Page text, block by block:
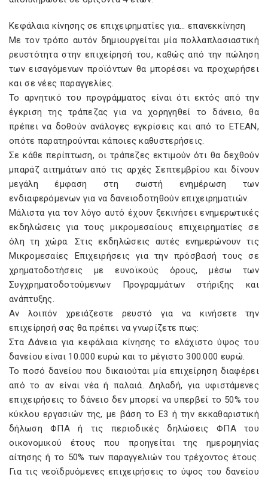
Κεφάλαια κίνησης σε επιχειρηματίες για… επανεκκίνηση
Με τον τρόπο αυτόν δημιουργείται μία πολλαπλασιαστική
ρευστότητα στην επιχείρησή του, καθώς από την πώληση
των εισαγόμενων προϊόντων θα μπορέσει να προχωρήσει
και σε νέες παραγγελίες.
Το αρνητικό του προγράμματος είναι ότι εκτός από την
έγκριση της τράπεζας για να χορηγηθεί το δάνειο, θα
πρέπει να δοθούν ανάλογες εγκρίσεις και από το ΕΤΕΑΝ,
οπότε παρατηρούνται κάποιες καθυστερήσεις.
Σε κάθε περίπτωση, οι τράπεζες εκτιμούν ότι θα δεχθούν
μπαράζ αιτημάτων από τις αρχές Σεπτεμβρίου και δίνουν
μεγάλη έμφαση στη σωστή ενημέρωση των
ενδιαφερόμενων για να δανειοδοτηθούν επιχειρηματιών.
Μάλιστα για τον λόγο αυτό έχουν ξεκινήσει ενημερωτικές
εκδηλώσεις για τους μικρομεσαίους επιχειρηματίες σε
όλη τη χώρα. Στις εκδηλώσεις αυτές ενημερώνουν τις
Μικρομεσαίες Επιχειρήσεις για την πρόσβασή τους σε
χρηματοδοτήσεις με ευνοϊκούς όρους, μέσω των
Συγχρηματοδοτούμενων Προγραμμάτων στήριξης και
ανάπτυξης.
Αν λοιπόν χρειάζεστε ρευστό για να κινήσετε την
επιχείρησή σας θα πρέπει να γνωρίζετε πως:
Στα Δάνεια για κεφάλαια κίνησης το ελάχιστο ύψος του
δανείου είναι 10.000 ευρώ και το μέγιστο 300.000 ευρώ.
Το ποσό δανείου που δικαιούται μία επιχείρηση διαφέρει
από το αν είναι νέα ή παλαιά. Δηλαδή, για υφιστάμενες
επιχειρήσεις το δάνειο δεν μπορεί να υπερβεί το 50% του
κύκλου εργασιών της, με βάση το Ε3 ή την εκκαθαριστική
δήλωση ΦΠΑ ή τις περιοδικές δηλώσεις ΦΠΑ του
οικονομικού έτους που προηγείται της ημερομηνίας
αίτησης ή το 50% των παραγγελιών του τρέχοντος έτους.
Για τις νεοϊδρυόμενες επιχειρήσεις το ύψος του δανείου